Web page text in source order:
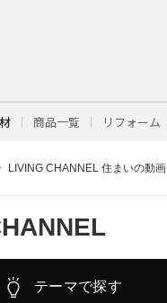
商品一覧 リフォーム
LIVING CHANNEL 住まいの動画
テーマで探す